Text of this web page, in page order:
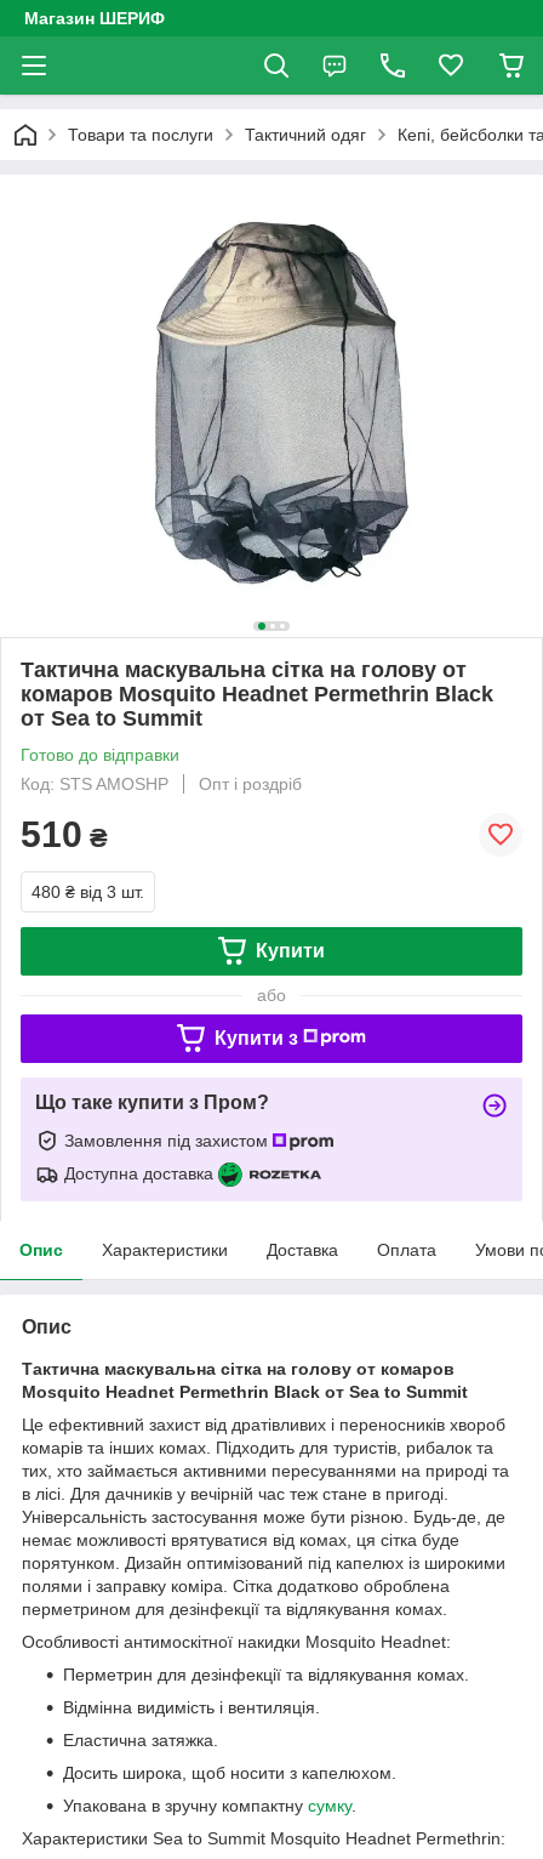
Магазин ШЕРИФ
Товари та послуги Тактичний одяг Кепі, бейсболки
Тактична маскувальна сітка на голову от
комаров Mosquito Headnet Permethrin Black
от Sea to Summit
Готово до відправки
Код: STS AMOSHP
Опт і роздріб
510 ₴
480 ₴ від 3 шт.
Купити
або
Купити з
Що таке купити з Пром?
Замовлення під захистом
Доступна доставка
Опис Характеристики Доставка Оплата Умови
Опис
Тактична маскувальна сітка на голову от комаров
Mosquito Headnet Permethrin Black от Sea to Summit
Це ефективний захист від дратівливих і переносників хвороб
комарів та інших комах. Підходить для туристів, рибалок та
тих, хто займається активними пересуваннями на природі та
в лісі. Для дачників у вечірній час теж стане в пригоді.
Універсальність застосування може бути різною. Будь-де, де
немає можливості врятуватися від комах, ця сітка буде
порятунком. Дизайн оптимізований під капелюх із широкими
полями і заправку коміра. Сітка додатково оброблена
перметрином для дезінфекції та відлякування комах.
Особливості антимоскітної накидки Mosquito Headnet:
Перметрин для дезінфекції та відлякування комах.
Відмінна видимість і вентиляція.
Еластична затяжка.
Досить широка, щоб носити з капелюхом.
Упакована в зручну компактну сумку.
Характеристики Sea to Summit Mosquito Headnet Permethrin: